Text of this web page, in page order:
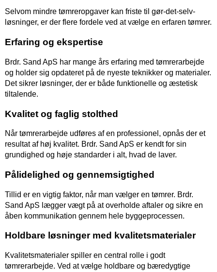
Selvom mindre tømreropgaver kan friste til gør-det-selv-
løsninger, er der flere fordele ved at vælge en erfaren tømrer.
Erfaring og ekspertise
Brdr. Sand ApS har mange års erfaring med tømrerarbejde
og holder sig opdateret på de nyeste teknikker og materialer.
Det sikrer løsninger, der er både funktionelle og æstetisk
tiltalende.
Kvalitet og faglig stolthed
Når tømrerarbejde udføres af en professionel, opnås der et
resultat af høj kvalitet. Brdr. Sand ApS er kendt for sin
grundighed og høje standarder i alt, hvad de laver.
Pålidelighed og gennemsigtighed
Tillid er en vigtig faktor, når man vælger en tømrer. Brdr.
Sand ApS lægger vægt på at overholde aftaler og sikre en
åben kommunikation gennem hele byggeprocessen.
Holdbare løsninger med kvalitetsmaterialer
Kvalitetsmaterialer spiller en central rolle i godt
tømrerarbejde. Ved at vælge holdbare og bæredygtige